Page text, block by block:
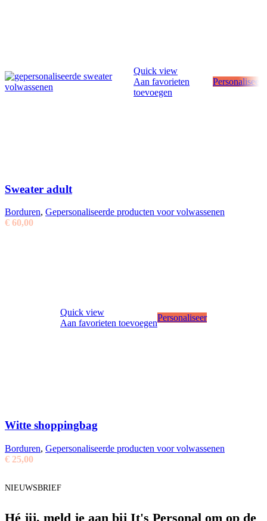
Quick view
Aan favorieten
toevoegen
Personaliseer
Sweater adult
Borduren, Gepersonaliseerde producten voor volwassenen
€ 60,00
Quick view
Aan favorieten toevoegen
Personaliseer
Witte shoppingbag
Borduren, Gepersonaliseerde producten voor volwassenen
€ 25,00
NIEUWSBRIEF
Hé jij, meld je aan bij It's Personal om op de